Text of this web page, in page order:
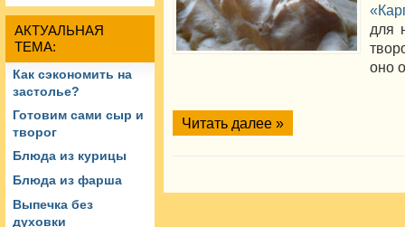
АКТУАЛЬНАЯ
ТЕМА:
Как сэкономить на
застолье?
Готовим сами сыр и
творог
Блюда из курицы
Блюда из фарша
Выпечка без
духовки
для
оно
Читать далее »